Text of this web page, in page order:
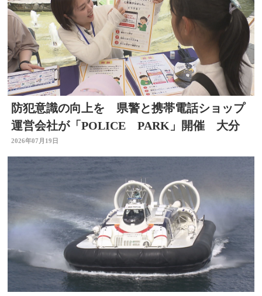
防犯意識の向上を 県警と携帯電話ショップ
運営会社が「POLICE PARK」開催 大分
2026年07月19日